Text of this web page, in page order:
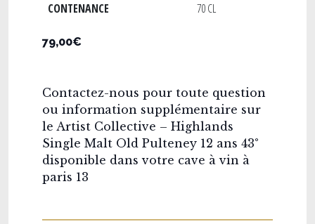
CONTENANCE
70 CL
79,00€
Contactez-nous pour toute question
ou information supplémentaire sur
le Artist Collective – Highlands
Single Malt Old Pulteney 12 ans 43°
disponible dans votre cave à vin à
paris 13